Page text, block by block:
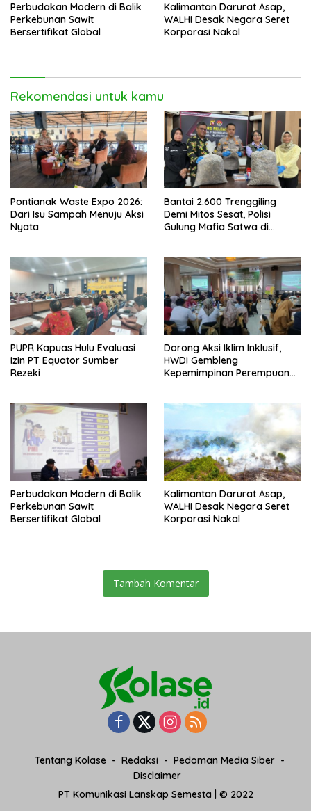
Perbudakan Modern di Balik
Perkebunan Sawit
Bersertifikat Global
Kalimantan Darurat Asap,
WALHI Desak Negara Seret
Korporasi Nakal
Rekomendasi untuk kamu
Pontianak Waste Expo 2026:
Dari Isu Sampah Menuju Aksi
Nyata
Bantai 2.600 Trenggiling
Demi Mitos Sesat, Polisi
Gulung Mafia Satwa di
PUPR Kapuas Hulu Evaluasi
Izin PT Equator Sumber
Rezeki
Dorong Aksi Iklim Inklusif,
HWDI Gembleng
Kepemimpinan Perempuan
Perbudakan Modern di Balik
Perkebunan Sawit
Bersertifikat Global
Kalimantan Darurat Asap,
WALHI Desak Negara Seret
Korporasi Nakal
Tambah Komentar
Tentang Kolase Redaksi
Pedoman Media Siber
Disclaimer
PT Komunikasi Lanskap Semesta | © 2022